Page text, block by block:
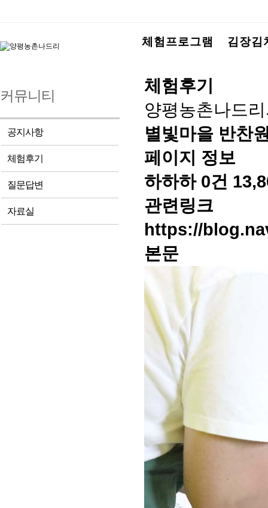
체험프로그램 김장김
커뮤니티
공지사항
체험후기
질문답변
자료실
체험후기
양평농촌나드
별빛마을 반찬
페이지 정보
하하하 0건
관련링크
https://
본문